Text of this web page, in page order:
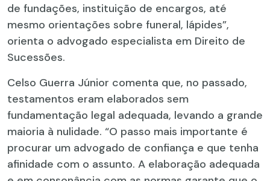
de fundações, instituição de encargos, até
mesmo orientações sobre funeral, lápides”,
orienta o advogado especialista em Direito de
Sucessões.
Celso Guerra Júnior comenta que, no passado,
testamentos eram elaborados sem
fundamentação legal adequada, levando a grande
maioria à nulidade. “O passo mais importante é
procurar um advogado de confiança e que tenha
afinidade com o assunto. A elaboração adequada